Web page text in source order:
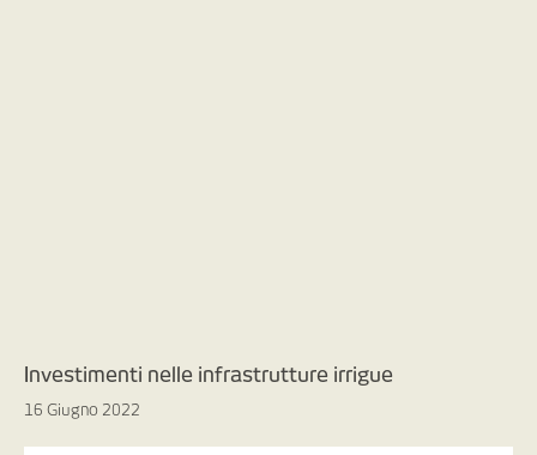
Investimenti nelle infrastrutture irrigue
16 Giugno 2022